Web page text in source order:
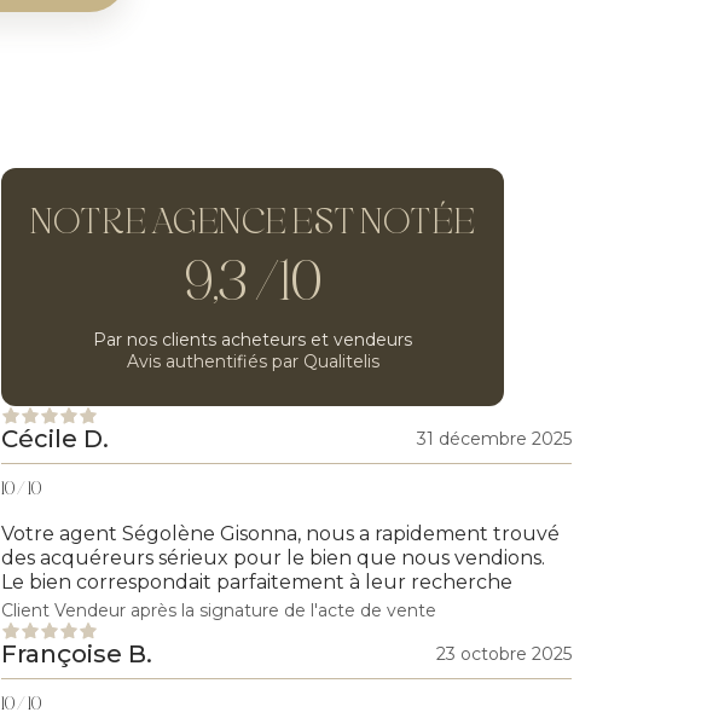
NOTRE AGENCE EST NOTÉE
9,3 /10
Par nos clients acheteurs et vendeurs
Avis authentifiés par Qualitelis
Cécile D. 31 décembre 2025
10 / 10
Votre agent Ségolène Gisonna, nous a rapidement trouvé
des acquéreurs sérieux pour le bien que nous vendions.
Le bien correspondait parfaitement à leur recherche
Client Vendeur après la signature de l'acte de vente
Françoise B. 23 octobre 2025
10 / 10
Prosper T.
10 / 10